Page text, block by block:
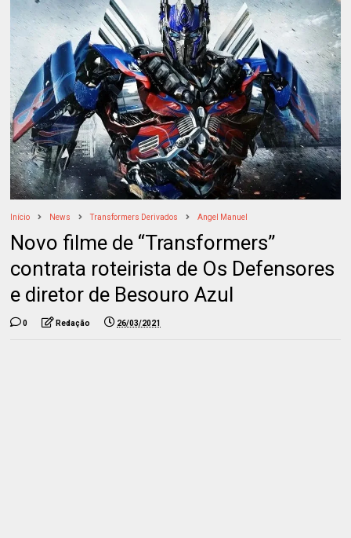
Início News Transformers Derivados Angel Manuel
Novo filme de “Transformers”
contrata roteirista de Os Defensores
e diretor de Besouro Azul
0 Redação 26/03/2021